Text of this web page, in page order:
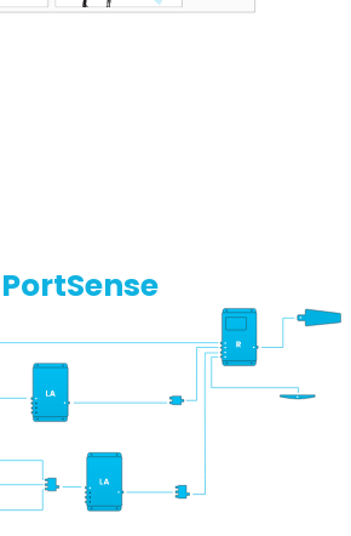
Ripetitore OCTO
Irlanda. Ripetitore commerciale
PortSense